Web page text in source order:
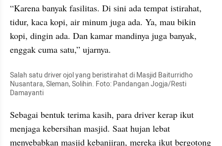
“Karena banyak fasilitas. Di sini ada tempat istirahat,
tidur, kaca kopi, air minum juga ada. Ya, mau bikin
kopi, dingin ada. Dan kamar mandinya juga banyak,
enggak cuma satu,” ujarnya.
Salah satu driver ojol yang beristirahat di Masjid Baiturridho
Nusantara, Sleman, Solihin. Foto: Pandangan Jogja/Resti
Damayanti
Sebagai bentuk terima kasih, para driver kerap ikut
menjaga kebersihan masjid. Saat hujan lebat
menyebabkan masjid kebanjiran, mereka ikut bergotong